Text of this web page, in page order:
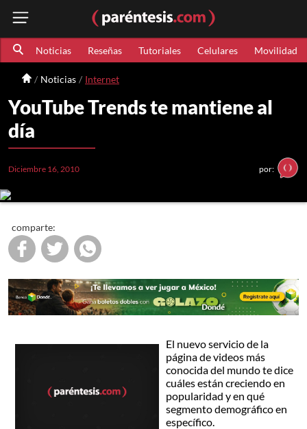
Noticias Reseñas Tutoriales Celulares Movilidad
Noticias Internet
YouTube Trends te mantiene al
día
Diciembre 16, 2010 por:
comparte:
El nuevo servicio de la
página de videos más
conocida del mundo te dice
cuáles están creciendo en
popularidad y en qué
segmento demográfico en
específico.